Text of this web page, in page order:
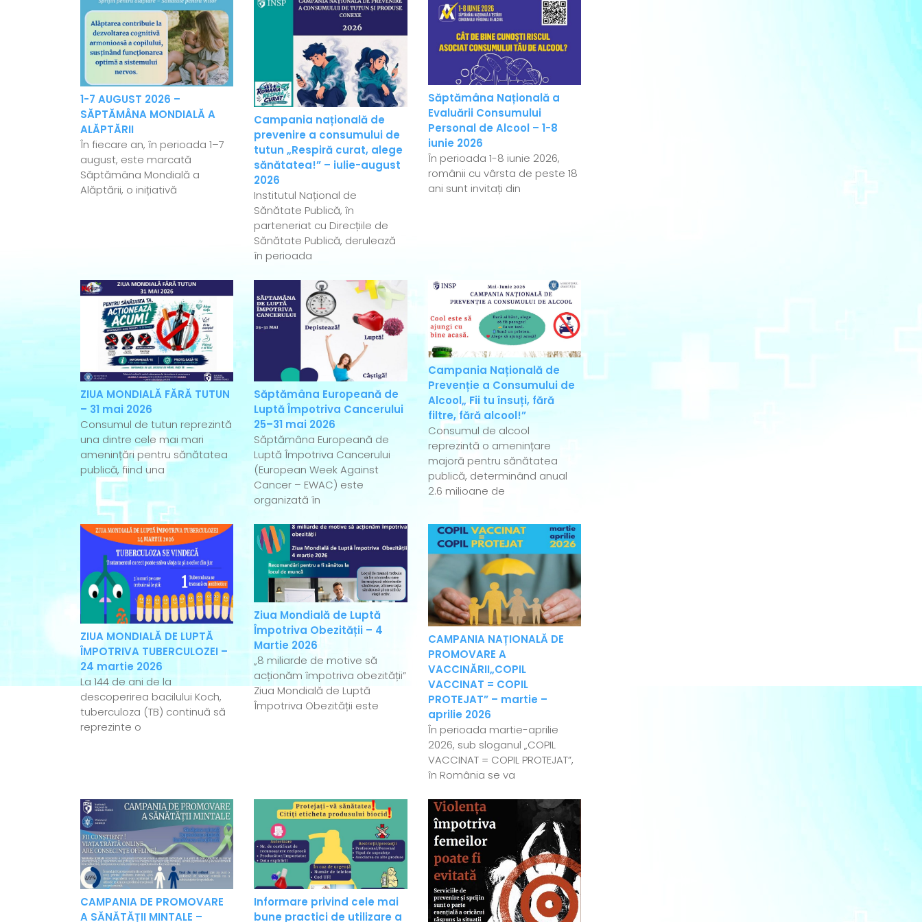
1-7 AUGUST 2026 –
SĂPTĂMÂNA MONDIALĂ A
ALĂPTĂRII
În fiecare an, în perioada 1–7
august, este marcată
Săptămâna Mondială a
Alăptării, o inițiativă
Campania națională de
prevenire a consumului de
tutun „Respiră curat, alege
sănătatea!” – iulie-august
2026
Institutul Național de
Sănătate Publică, în
parteneriat cu Direcțiile de
Sănătate Publică, derulează
în perioada
Săptămâna Națională a
Evaluării Consumului
Personal de Alcool – 1-8
iunie 2026
În perioada 1-8 iunie 2026,
românii cu vârsta de peste 18
ani sunt invitați din
ZIUA MONDIALĂ FĂRĂ TUTUN
– 31 mai 2026
Consumul de tutun reprezintă
una dintre cele mai mari
amenințări pentru sănătatea
publică, fiind una
Săptămâna Europeană de
Luptă Împotriva Cancerului
25–31 mai 2026
Săptămâna Europeană de
Luptă Împotriva Cancerului
(European Week Against
Cancer – EWAC) este
organizată în
Campania Națională de
Prevenție a Consumului de
Alcool„ Fii tu însuți, fără
filtre, fără alcool!”
Consumul de alcool
reprezintă o amenințare
majoră pentru sănătatea
publică, determinând anual
2.6 milioane de
ZIUA MONDIALĂ DE LUPTĂ
ÎMPOTRIVA TUBERCULOZEI –
24 martie 2026
La 144 de ani de la
descoperirea bacilului Koch,
tuberculoza (TB) continuă să
reprezinte o
Ziua Mondială de Luptă
Împotriva Obezității – 4
Martie 2026
„8 miliarde de motive să
acționăm împotriva obezității”
Ziua Mondială de Luptă
Împotriva Obezității este
CAMPANIA NAȚIONALĂ DE
PROMOVARE A
VACCINĂRII„COPIL
VACCINAT = COPIL
PROTEJAT” – martie –
aprilie 2026
În perioada martie-aprilie
2026, sub sloganul „COPIL
VACCINAT = COPIL PROTEJAT”,
în România se va
CAMPANIA DE PROMOVARE
A SĂNĂTĂȚII MINTALE –
Informare privind cele mai
bune practici de utilizare a